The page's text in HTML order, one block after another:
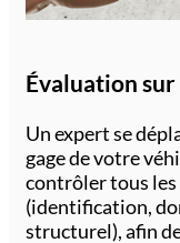
Évaluation
Un expert se
gage de votre
contrôler tous
(identification,
structurel), afin